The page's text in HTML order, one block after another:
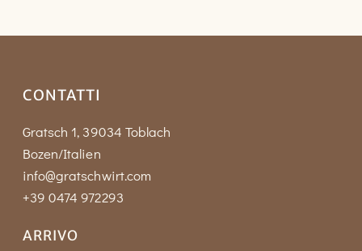
CONTATTI
Gratsch 1, 39034 Toblach
Bozen/Italien
info@gratschwirt.com
+39 0474 972293
ARRIVO